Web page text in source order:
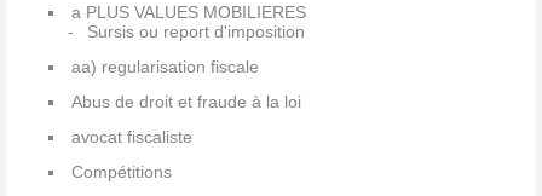
a PLUS VALUES MOBILIERES
Sursis ou report d'imposition
aa) regularisation fiscale
Abus de droit et fraude à la loi
avocat fiscaliste
Compétitions